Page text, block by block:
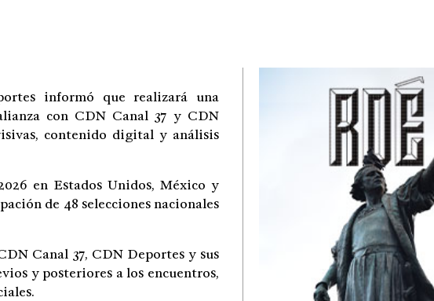
informó que realizará una
con CDN Canal 37 y CDN
contenido digital y análisis
en Estados Unidos, México y
de 48 selecciones nacionales
Canal 37, CDN Deportes y sus
y posteriores a los encuentros,